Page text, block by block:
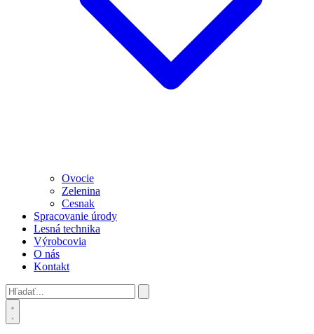
Ovocie
Zelenina
Cesnak
Spracovanie úrody
Lesná technika
Výrobcovia
O nás
Kontakt